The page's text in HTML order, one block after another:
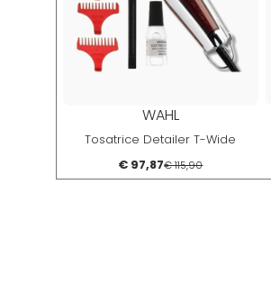
WAHL
Tosatrice Detailer T-Wide
€ 97,87€ 115,90